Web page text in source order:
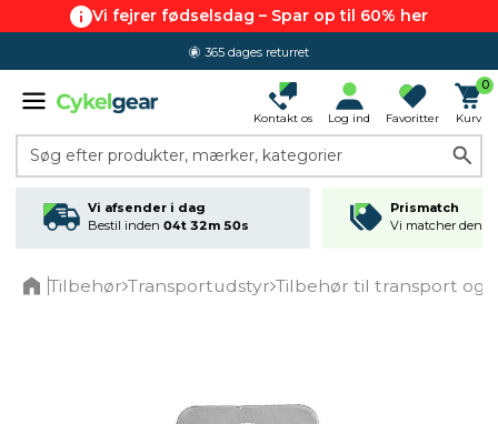
Vi fejrer fødselsdag – Spar op til 60% her
365 dages returret
Kontakt os Log ind Favoritter
0
Kurv
Søg efter produkter, mærker, kategorier
Vi afsender i dag
Bestil inden 04t 32m 50s
Prismatch
Vi matcher den
Tilbehør Transportudstyr Tilbehør til transport og